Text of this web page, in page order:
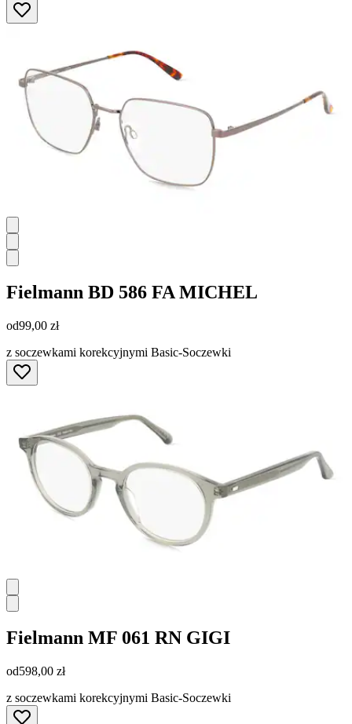
Fielmann BD 586 FA MICHEL
od99,00 zł
z soczewkami korekcyjnymi Basic-Soczewki
Fielmann MF 061 RN GIGI
od598,00 zł
z soczewkami korekcyjnymi Basic-Soczewki